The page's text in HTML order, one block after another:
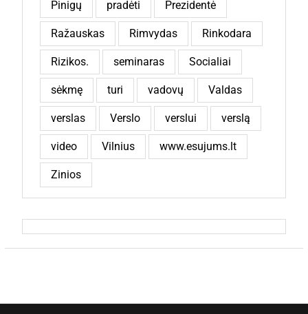
Pinigų pradėti Prezidentė
Ražauskas Rimvydas Rinkodara
Rizikos. seminaras Socialiai
sėkmę turi vadovų Valdas
verslas Verslo verslui verslą
video Vilnius www.esujums.lt
Zinios